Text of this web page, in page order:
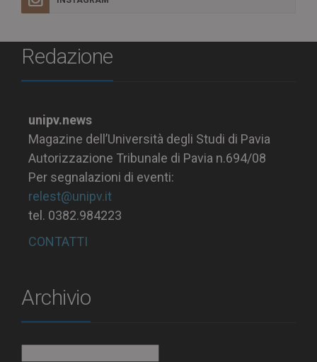
Redazione
unipv.news
Magazine dell’Università degli Studi di Pavia
Autorizzazione Tribunale di Pavia n.694/08
Per segnalazioni di eventi:
relest@unipv.it
tel. 0382.984223
CONTATTI
Archivio